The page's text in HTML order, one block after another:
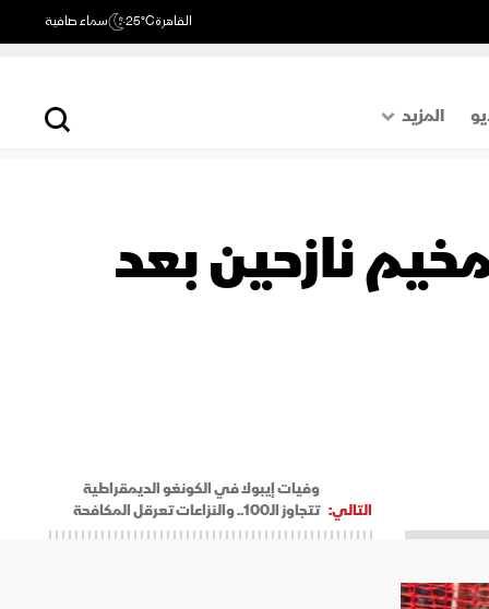
القاهرة25°C سماء صافية
المزيد
اقتصاد
رياضة
نازحين بعد
التالي:
وفيات إيبولا في الكونغو الديمقراطية
تتجاوز الـ100.. والنزاعات تعرقل المكافحة